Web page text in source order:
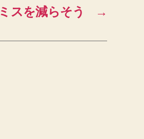
→
ミスを減らそう